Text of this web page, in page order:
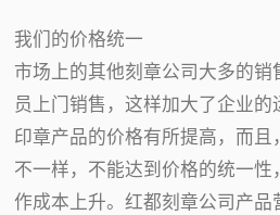
我们的价格统一
市场上的其他刻章公司大多的销
员上门销售，这样加大了企业
印章产品的价格有所提高，而且
不一样，不能达到价格的统一性
作成本上升。红都刻章公司产品